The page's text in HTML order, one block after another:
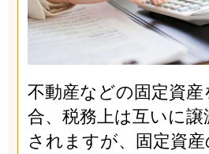
不動産などの固定資
合、税務上は互いに
されますが、固定資産